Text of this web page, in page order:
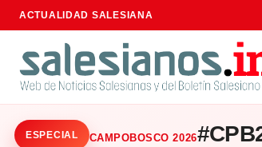
ACTUALIDAD SALESIANA
ESPECIAL CAMPOBOSCO 2026